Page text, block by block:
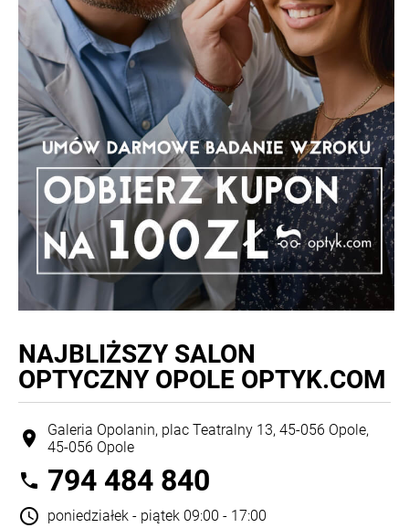
NAJBLIŻSZY SALON
OPTYCZNY OPOLE OPTYK.COM
location_on
Galeria Opolanin, plac Teatralny 13, 45-056 Opole,
45-056 Opole
phone 794 484 840
schedule poniedziałek - piątek 09:00 - 17:00